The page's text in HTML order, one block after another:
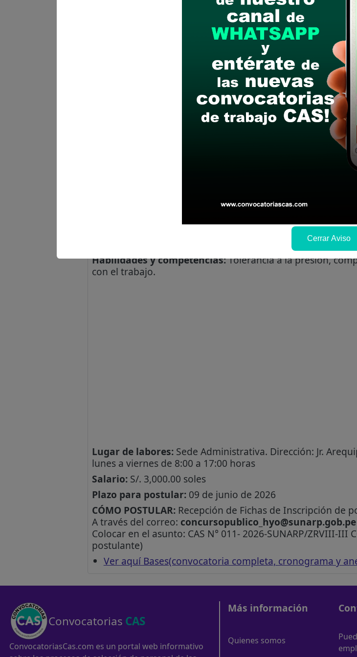
Posiciones solicitadas y links de las bases
Analista Administrativo de Recursos Humanos
Titulado Universitario en
Experiencia laboral general (Sea en el Sector Público o
Experiencia específica (En la función o la materia): 03
(desarrollando funciones administrativas)
Cursos de Especialización en Recursos Humanos y/o
Para el caso de Programas de Especialización o
ochenta (80) horas y en el caso de cursos debe ser
Conocimiento de sistemas
Habilidades y competencias:Tolerancia a la presión,
con el trabajo.
Lugar de labores:Sede Administrativa. Dirección: Jr.
lunes a viernes de 8:00 a 17:00 horas
Salario:S/. 3,000.00 soles
Plazo para postular:09 de junio de 2026
CÓMO POSTULAR:Recepción de Fichas de Inscripción de
A través del correo: concursopublico_hyo@sunarp.gob.pe
Colocar en el asunto: CAS N° 011- 2026-SUNARP/ZRVIII-III
postulante)
Ver aquí Bases(convocatoria completa, cronograma y
Convocatorias CAS
ConvocatoriasCas.com es un portal web informativo
Más información
Quienes somos
Cerrar Aviso